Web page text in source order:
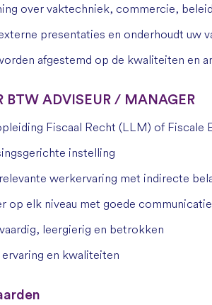
over vaktechniek, commercie,
presentaties en onderhoudt uw
afgestemd op de kwaliteiten en
BTW ADVISEUR / MANAGER
Fiscaal Recht (LLM) of Fiscale
instelling
werkervaring met indirecte
op elk niveau met goede
leergierig en betrokken
en kwaliteiten